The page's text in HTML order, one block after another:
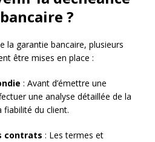
?
la garantie bancaire, plusieurs
être mises en place :
: Avant d’émettre une
une analyse détaillée de la
du client.
contrats : Les termes et